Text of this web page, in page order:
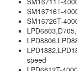
SM16716T-
SM16726T-
speed